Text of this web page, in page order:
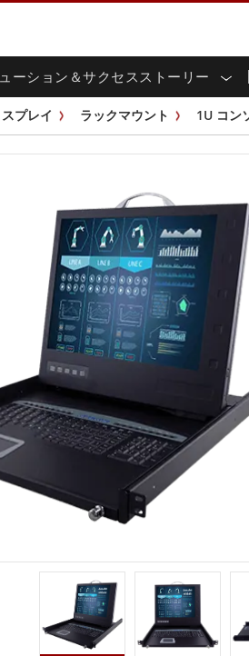
ーション＆サクセスストーリー
ータ
ー
産業用ディスプレイ
マルチタッチ (P-
シャーシ
パネルマウント
フロントIP65
PoEタッチ
USB Type-C
ステンレスシリー
ズ
屋外デ
G-WIN
ATEXグ
ラック
バー
プレイ
OSD
組み込みコンピューテ
ボックスPC / 防水頑丈なPC
IoTゲートウェイ
ラジオゲートウェイ
ーラ 石油・ガス、ATEXグ
ATEXグレード堅牢タブレッ
ATEX認定 堅牢型ハンドヘ
ータ
ーラ AI対応
交通
再生可能エネルギー
金属＆鉱業
投資家情報
ダウンロードセンター
ル
ファイル共有
ニュースレター
Youtubeチャンネル
プレイ ラックマウント 1U コン